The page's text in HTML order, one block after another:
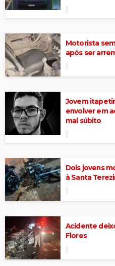
Motorista
após ser
Jovem
envolver em
mal súbito
Dois jovens
à Santa
Acidente
Flores